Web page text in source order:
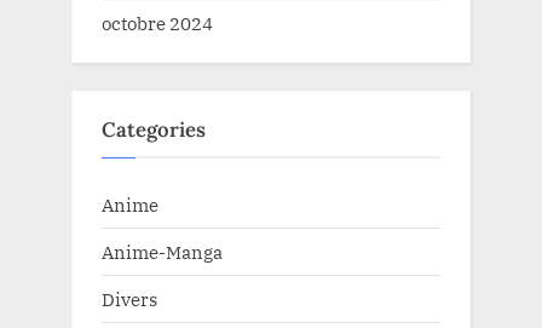
octobre 2024
Categories
Anime
Anime-Manga
Divers